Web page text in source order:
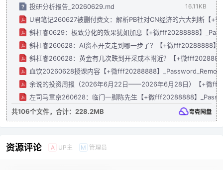
投研分析报告_20260629.md
16.11KB
U君笔记260627被删付费文：解析PB社对CN经济的六大判断【
斜杠睿0629：极致分化的效果犹如加息【+微fff20288888】
斜杠睿260628：AI资本开支走到哪一步了？【+微fff20288888】
斜杠睿260628：黄金有几次跌到开采成本附近？【+微
血饮20260628授课内容【+微fff20288888】
余说的投资周报（2026年6月22日——2026年6月28日）【+微
左司马章京260628：临门一脚陈先生【+微fff20288888】
共106个文件，合计：228.2MB
资源评论 A UP主 M 管理员